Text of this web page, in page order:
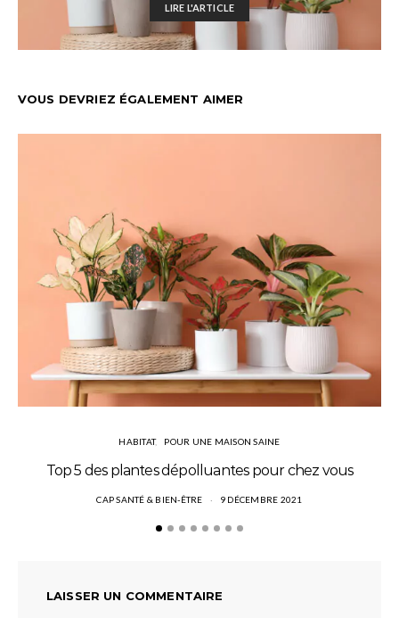
LIRE L'ARTICLE
VOUS DEVRIEZ ÉGALEMENT AIMER
HABITAT POUR UNE MAISON SAINE
Top 5 des plantes dépolluantes pour chez vous
CAP SANTÉ & BIEN-ÊTRE 9 DÉCEMBRE 2021
LAISSER UN COMMENTAIRE